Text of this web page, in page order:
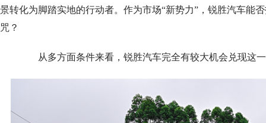
景转化为脚踏实地的行动者。作为市场“新势力”，锐胜汽车能
咒？
从多方面条件来看，锐胜汽车完全有较大机会兑现这